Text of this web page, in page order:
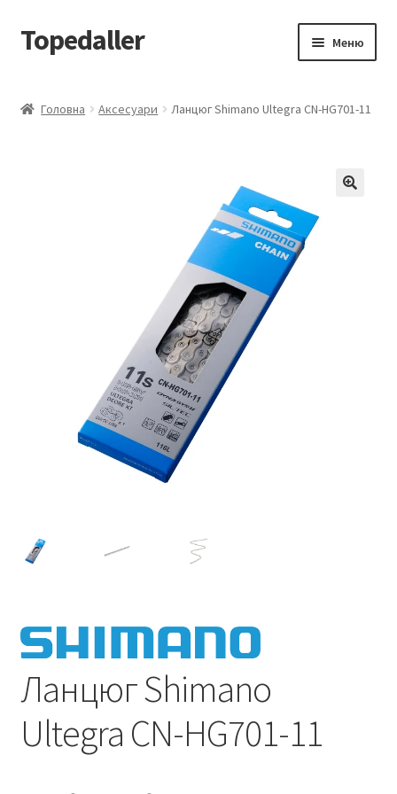
Перейти
до
Перейти
до
Topedaller Меню
Головна Аксесуари Ланцюг Shimano Ultegra CN-HG701-11
Ланцюг Shimano
Ultegra CN-HG701-11